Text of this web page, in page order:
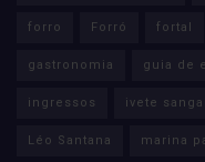
forro Forró fortal
gastronomia guia de
ingressos ivete
Léo Santana marina